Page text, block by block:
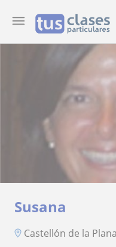
Susana
Castellón de la Plana